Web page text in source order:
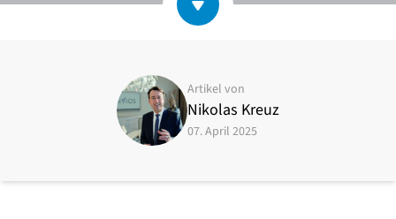
Artikel von
Nikolas Kreuz
07. April 2025